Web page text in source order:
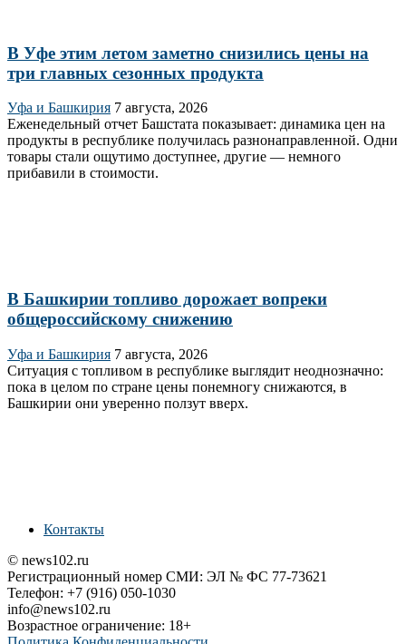
В Уфе этим летом заметно снизились цены на
три главных сезонных продукта
Уфа и Башкирия 7 августа, 2026
Еженедельный отчет Башстата показывает: динамика цен на
продукты в республике получилась разнонаправленной. Одни
товары стали ощутимо доступнее, другие — немного
прибавили в стоимости.
В Башкирии топливо дорожает вопреки
общероссийскому снижению
Уфа и Башкирия 7 августа, 2026
Ситуация с топливом в республике выглядит неоднозначно:
пока в целом по стране цены понемногу снижаются, в
Башкирии они уверенно ползут вверх.
Контакты
© news102.ru
Регистрационный номер СМИ: ЭЛ № ФС 77-73621
Телефон: +7 (916) 050-1030
info@news102.ru
Возрастное ограничение: 18+